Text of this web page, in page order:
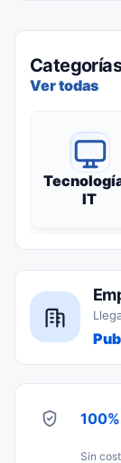
Ver todas
IT
Sin